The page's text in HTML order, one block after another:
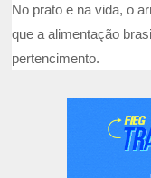
No prato e na vida, o
que a alimentação
pertencimento.